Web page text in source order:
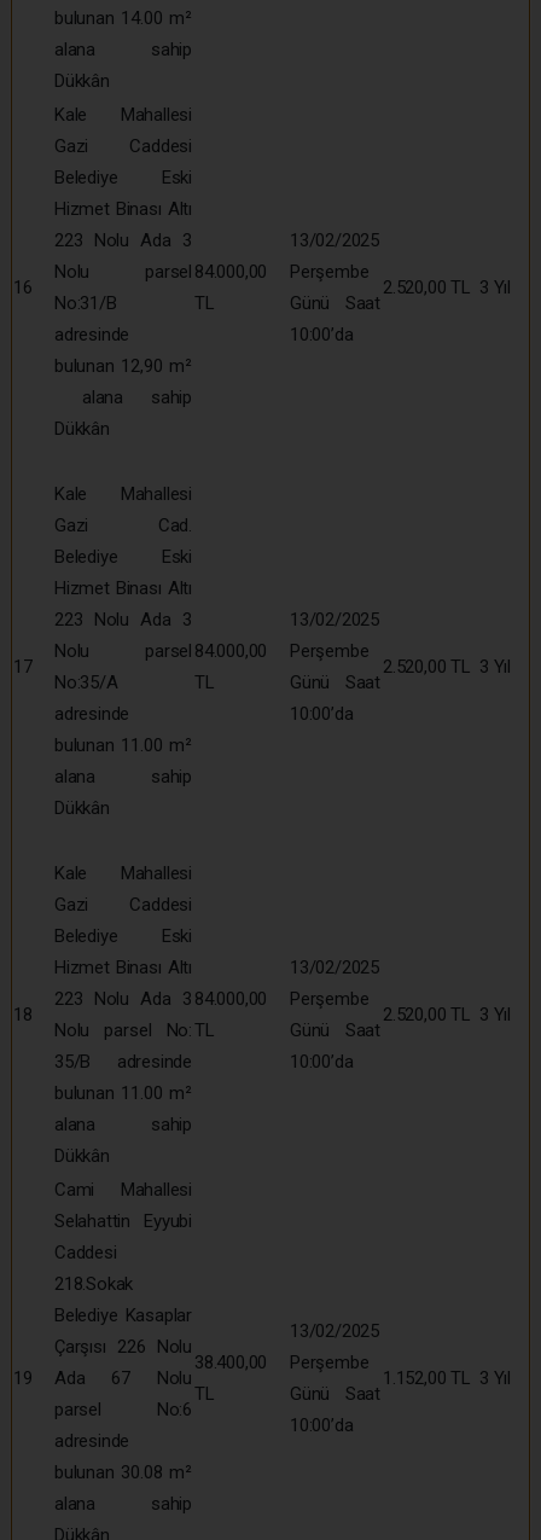
bulunan 14.00 m²
alana sahip
Dükkân
16
Kale Mahallesi
Gazi Caddesi
Belediye Eski
Hizmet Binası Altı
223 Nolu Ada 3
Nolu parsel
No:31/B
adresinde
bulunan 12,90 m²
alana sahip
Dükkân
84.000,00
TL
13/02/2025
Perşembe
Günü Saat
10:00’da
2.520,00 TL 3 Yıl
17
Kale Mahallesi
Gazi Cad.
Belediye Eski
Hizmet Binası Altı
223 Nolu Ada 3
Nolu parsel
No:35/A
adresinde
bulunan 11.00 m²
alana sahip
Dükkân
84.000,00
TL
13/02/2025
Perşembe
Günü Saat
10:00’da
2.520,00 TL 3 Yıl
18
Kale Mahallesi
Gazi Caddesi
Belediye Eski
Hizmet Binası Altı
223 Nolu Ada 3
Nolu parsel No:
35/B adresinde
bulunan 11.00 m²
alana sahip
Dükkân
84.000,00
TL
13/02/2025
Perşembe
Günü Saat
10:00’da
2.520,00 TL 3 Yıl
19
Cami Mahallesi
Selahattin Eyyubi
Caddesi
218.Sokak
Belediye Kasaplar
Çarşısı 226 Nolu
Ada 67 Nolu
parsel No:6
adresinde
bulunan 30.08 m²
alana sahip
Dükkân
38.400,00
TL
13/02/2025
Perşembe
Günü Saat
10:00’da
1.152,00 TL 3 Yıl